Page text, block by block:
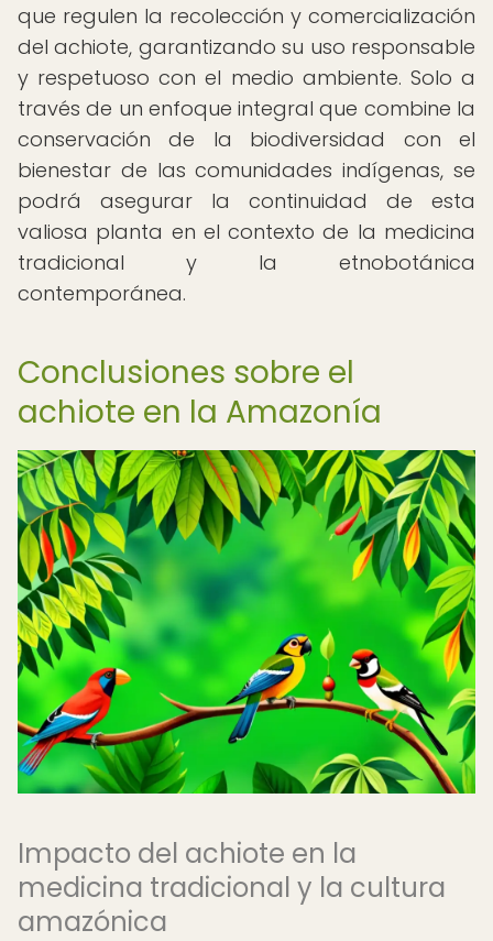
que regulen la recolección y comercialización
del achiote, garantizando su uso responsable
y respetuoso con el medio ambiente. Solo a
través de un enfoque integral que combine la
conservación de la biodiversidad con el
bienestar de las comunidades indígenas, se
podrá asegurar la continuidad de esta
valiosa planta en el contexto de la medicina
tradicional y la etnobotánica
contemporánea.
Conclusiones sobre el
achiote en la Amazonía
Impacto del achiote en la
medicina tradicional y la cultura
amazónica